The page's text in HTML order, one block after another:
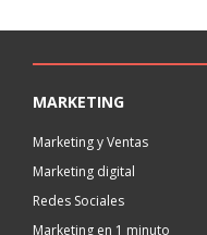
MARKETING
Marketing y Ventas
Marketing digital
Redes Sociales
Marketing en 1 minuto